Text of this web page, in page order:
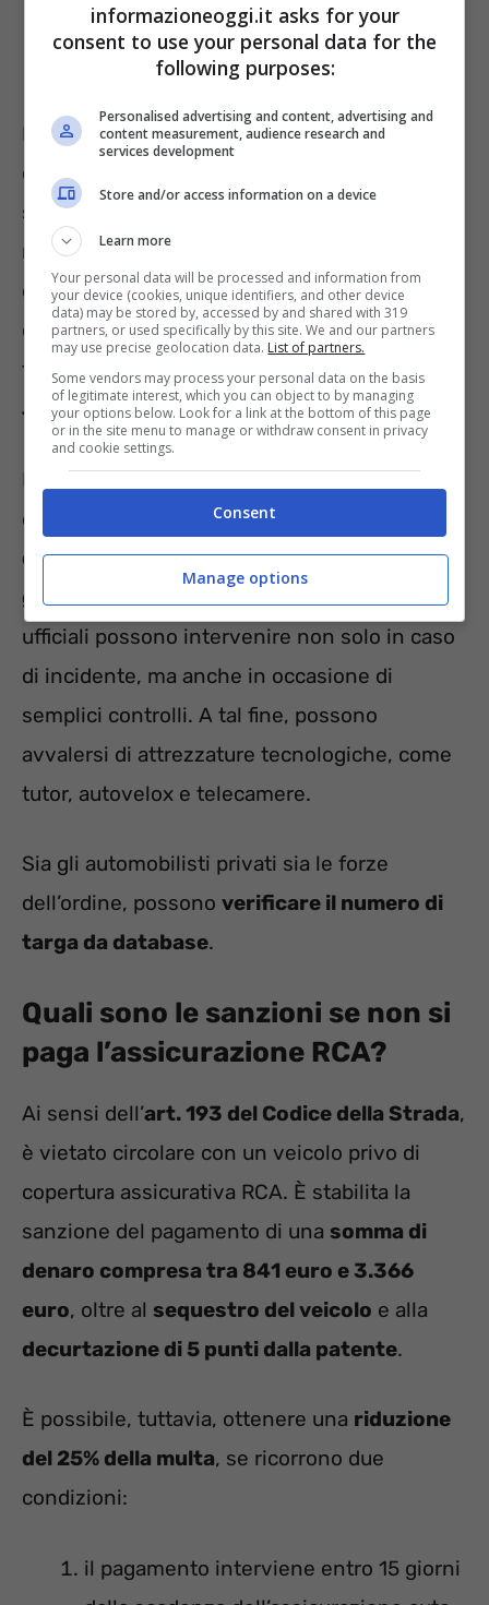
Infine, la verifica assicurativa può avvenire
direttamente tramite il proprio smartphone,
scaricando delle
numerose e tutte gratuite e permettono di
consultare dati attraverso la sola indicazione
del numero di targa. Tra le applicazioni più
famose, ci sono:Verifica RCA Italia, Infotarga,
Scanner Veicoli, Targa Scan e Auto Targa.
I controlli sull’assicurazione auto da parte
delle autorità, invece, spettano ai
di polizia locale e di polizia stradale ed, in
generale, a tutte le forze dell’ordine
ufficiali possono intervenire non solo in caso
di incidente, ma anche in occasione di
semplici controlli. A tal fine, possono
avvalersi di attrezzature tecnologiche, come
tutor, autovelox e telecamere.
Sia gli automobilisti privati sia le forze
dell’ordine, possono verificare il numero di
targa da database.
Quali sono le sanzioni se non si
paga l’assicurazione RCA?
Ai sensi dell’art. 193 del Codice della Strada,
è vietato circolare con un veicolo privo di
copertura assicurativa RCA. È stabilita la
sanzione del pagamento di una somma di
denaro compresa tra 841 euro e 3.366
euro, oltre al sequestro del veicolo e alla
decurtazione di 5 punti dalla patente.
È possibile, tuttavia, ottenere una riduzione
del 25% della multa, se ricorrono due
condizioni:
il pagamento interviene entro 15 giorni
informazioneoggi.it asks for your
consent to use your personal data for the
following purposes:
Personalised advertising and content, advertising and
content measurement, audience research and
services development
Store and/or access information on a device
Learn more
Your personal data will be processed and information from
your device (cookies, unique identifiers, and other device
data) may be stored by, accessed by and shared with 319
partners, or used specifically by this site. We and our partners
may use precise geolocation data. List of partners.
Some vendors may process your personal data on the basis
of legitimate interest, which you can object to by managing
your options below. Look for a link at the bottom of this page
or in the site menu to manage or withdraw consent in privacy
and cookie settings.
Consent
Manage options